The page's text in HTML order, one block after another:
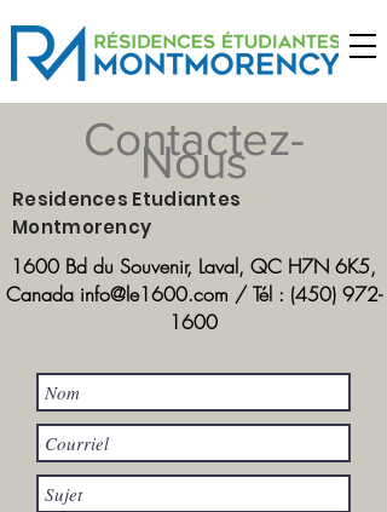
Contactez-
Nous
Residences Etudiantes
Montmorency
1600 Bd du Souvenir, Laval, QC H7N 6K5,
Canada info@le1600.com / Tél : (450) 972-
1600